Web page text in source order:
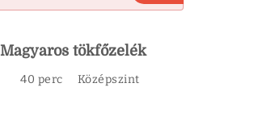
Magyaros tökfőzelék
40 perc Középszint